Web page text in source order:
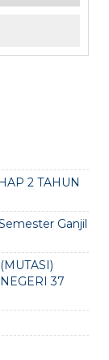
2 TAHUN
Ganjil
37